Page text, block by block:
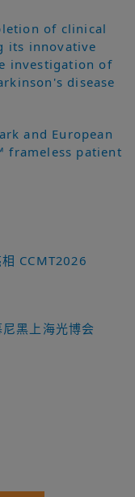
of clinical
its innovative
investigation of
disease
and European
frameless patient
CCMT2026
黑上海光博会